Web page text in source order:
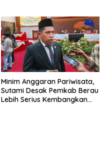
Minim Anggaran Pariwisata,
Sutami Desak Pemkab Berau
Lebih Serius Kembangkan